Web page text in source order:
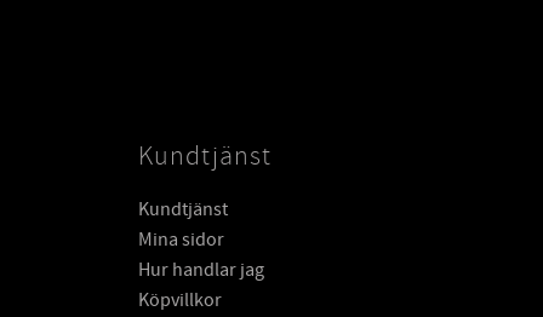
Kundtjänst
Kundtjänst
Mina sidor
Hur handlar jag
Köpvillkor